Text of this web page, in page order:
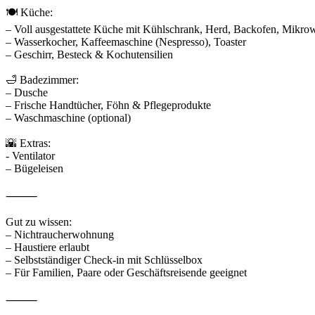
🍽️ Küche:
– Voll ausgestattete Küche mit Kühlschrank, Herd, Backofen,
– Wasserkocher, Kaffeemaschine (Nespresso), Toaster
– Geschirr, Besteck & Kochutensilien
🛁 Badezimmer:
– Dusche
– Frische Handtücher, Föhn & Pflegeprodukte
– Waschmaschine (optional)
🌇 Extras:
- Ventilator
– Bügeleisen
⸻
Gut zu wissen:
– Nichtraucherwohnung
– Haustiere erlaubt
– Selbstständiger Check-in mit Schlüsselbox
– Für Familien, Paare oder Geschäftsreisende geeignet
⸻